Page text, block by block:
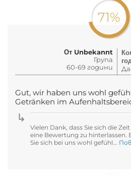
71%
От Unbekannt
Група
60-69 години
Gut, wir haben uns wohl
Getränken im
Vielen Dank, dass Sie sich die
eine Bewertung zu hinterlassen.
Sie sich bei uns wohl gefühl...